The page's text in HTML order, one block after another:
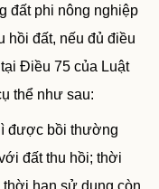
đất phi nông nghiệp
hồi đất, nếu đủ điều
Điều 75 của Luật
thể như sau:
được bồi thường
đất thu hồi; thời
hạn sử dụng còn